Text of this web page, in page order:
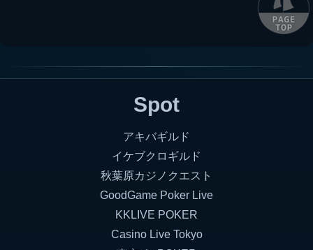
Spot
アキバギルド
イケブクロギルド
秋葉原カジノクエスト
GoodGame Poker Live
KKLIVE POKER
Casino Live Tokyo